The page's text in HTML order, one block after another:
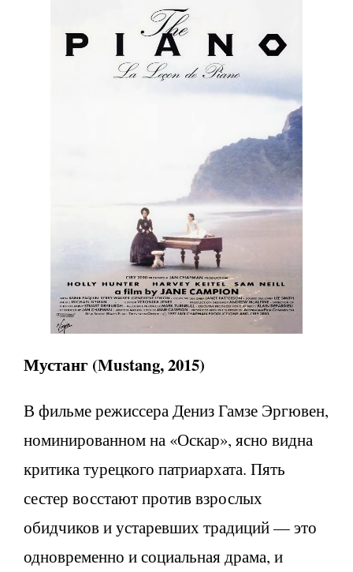
Мустанг (Mustang, 2015)
В фильме режиссера Дениз Гамзе Эргювен,
номинированном на «Оскар», ясно видна
критика турецкого патриархата. Пять
сестер восстают против взрослых
обидчиков и устаревших традиций — это
одновременно и социальная драма, и